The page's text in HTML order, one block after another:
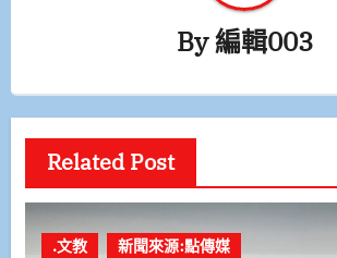
By編輯003
Related Post
.文教 新聞來源:點傳媒